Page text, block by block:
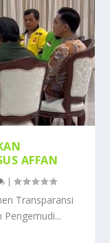
AFFAN
|
Transparansi